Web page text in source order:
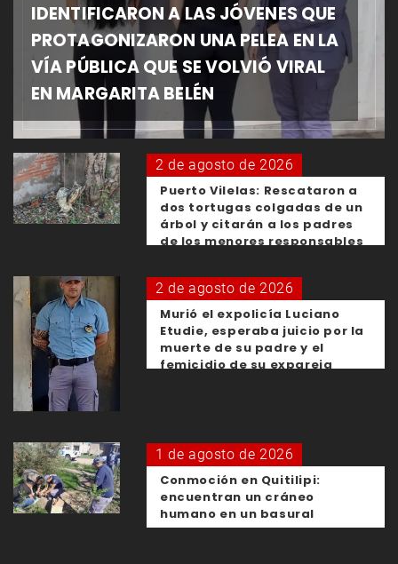
IDENTIFICARON A LAS JÓVENES QUE
PROTAGONIZARON UNA PELEA EN LA
VÍA PÚBLICA QUE SE VOLVIÓ VIRAL
EN MARGARITA BELÉN
2 de agosto de 2026
Puerto Vilelas: Rescataron a
dos tortugas colgadas de un
árbol y citarán a los padres
de los menores responsables
2 de agosto de 2026
Murió el expolicía Luciano
Etudie, esperaba juicio por la
muerte de su padre y el
femicidio de su expareja
1 de agosto de 2026
Conmoción en Quitilipi:
encuentran un cráneo
humano en un basural